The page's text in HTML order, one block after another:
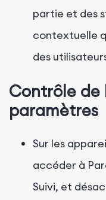
partie et des
contextuelle
des
Contrôle
paramètres
Sur les
accéder à
Suivi, et